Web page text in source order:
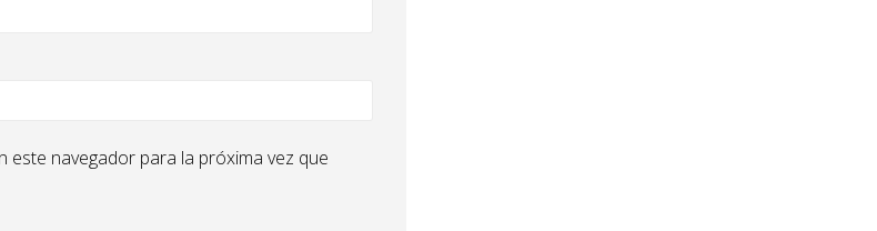
navegador para la próxima vez que